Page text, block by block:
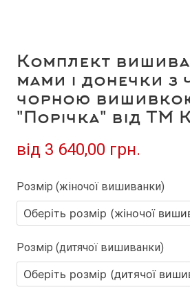
Комплект
мами і донечки з
чорною
"Порічка" від
від 3 640,00 грн.
Розмір (жіночої вишиванки)
Розмір (дитячої вишиванки)